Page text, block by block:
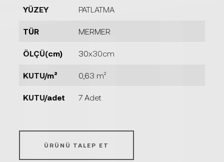
YÜZEY PATLATMA
TÜR MERMER
ÖLÇÜ(cm) 30x30cm
KUTU/m² 0,63 m²
KUTU/adet 7 Adet
ÜRÜNÜ TALEP ET